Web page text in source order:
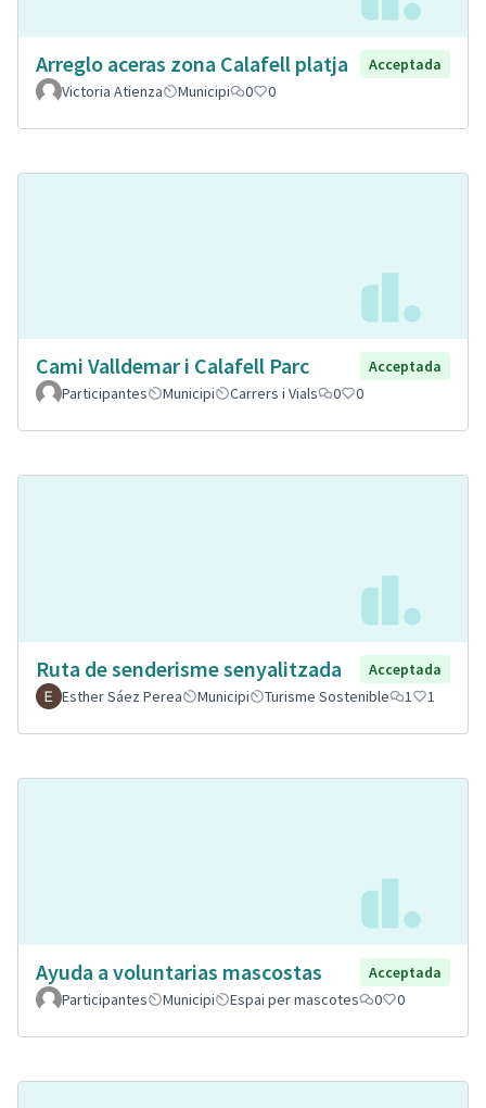
Arreglo aceras zona Calafell platja
Acceptada
Victoria Atienza
Municipi 0 0
Cami Valldemar i Calafell Parc
Acceptada
Participantes
Municipi Carrers i Vials 0 0
Ruta de senderisme senyalitzada
Acceptada
Esther Sáez Perea
Municipi Turisme Sostenible 1 1
Ayuda a voluntarias mascostas
Acceptada
Participantes
Municipi Espai per mascotes 0 0